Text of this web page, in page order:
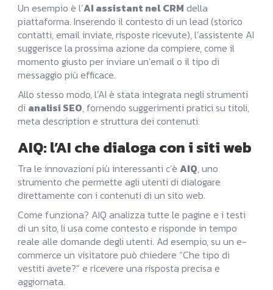
Un esempio è l’AI assistant nel CRM della
piattaforma. Inserendo il contesto di un lead (storico
contatti, email inviate, risposte ricevute), l’assistente AI
suggerisce la prossima azione da compiere, come il
momento giusto per inviare un’email o il tipo di
messaggio più efficace.
Allo stesso modo, l’AI è stata integrata negli strumenti
di analisi SEO, fornendo suggerimenti pratici su titoli,
meta description e struttura dei contenuti.
AIQ: l’AI che dialoga con i siti web
Tra le innovazioni più interessanti c’è AIQ, uno
strumento che permette agli utenti di dialogare
direttamente con i contenuti di un sito web.
Come funziona? AIQ analizza tutte le pagine e i testi
di un sito, li usa come contesto e risponde in tempo
reale alle domande degli utenti. Ad esempio, su un e-
commerce un visitatore può chiedere “Che tipo di
vestiti avete?” e ricevere una risposta precisa e
aggiornata.